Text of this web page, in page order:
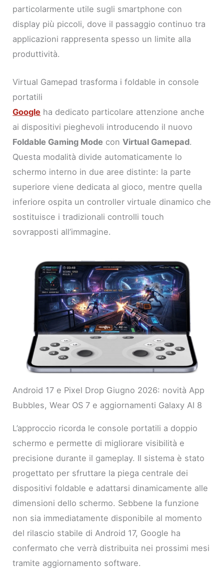
particolarmente utile sugli smartphone con
display più piccoli, dove il passaggio continuo tra
applicazioni rappresenta spesso un limite alla
produttività.
Virtual Gamepad trasforma i foldable in console
portatili
Google ha dedicato particolare attenzione anche
ai dispositivi pieghevoli introducendo il nuovo
Foldable Gaming Mode conVirtual Gamepad.
Questa modalità divide automaticamente lo
schermo interno in due aree distinte: la parte
superiore viene dedicata al gioco, mentre quella
inferiore ospita un controller virtuale dinamico che
sostituisce i tradizionali controlli touch
sovrapposti all’immagine.
Android 17 e Pixel Drop Giugno 2026: novità App
Bubbles, Wear OS 7 e aggiornamenti Galaxy AI 8
L’approccio ricorda le console portatili a doppio
schermo e permette di migliorare visibilità e
precisione durante il gameplay. Il sistema è stato
progettato per sfruttare la piega centrale dei
dispositivi foldable e adattarsi dinamicamente alle
dimensioni dello schermo. Sebbene la funzione
non sia immediatamente disponibile al momento
del rilascio stabile di Android 17, Google ha
confermato che verrà distribuita nei prossimi mesi
tramite aggiornamento software.